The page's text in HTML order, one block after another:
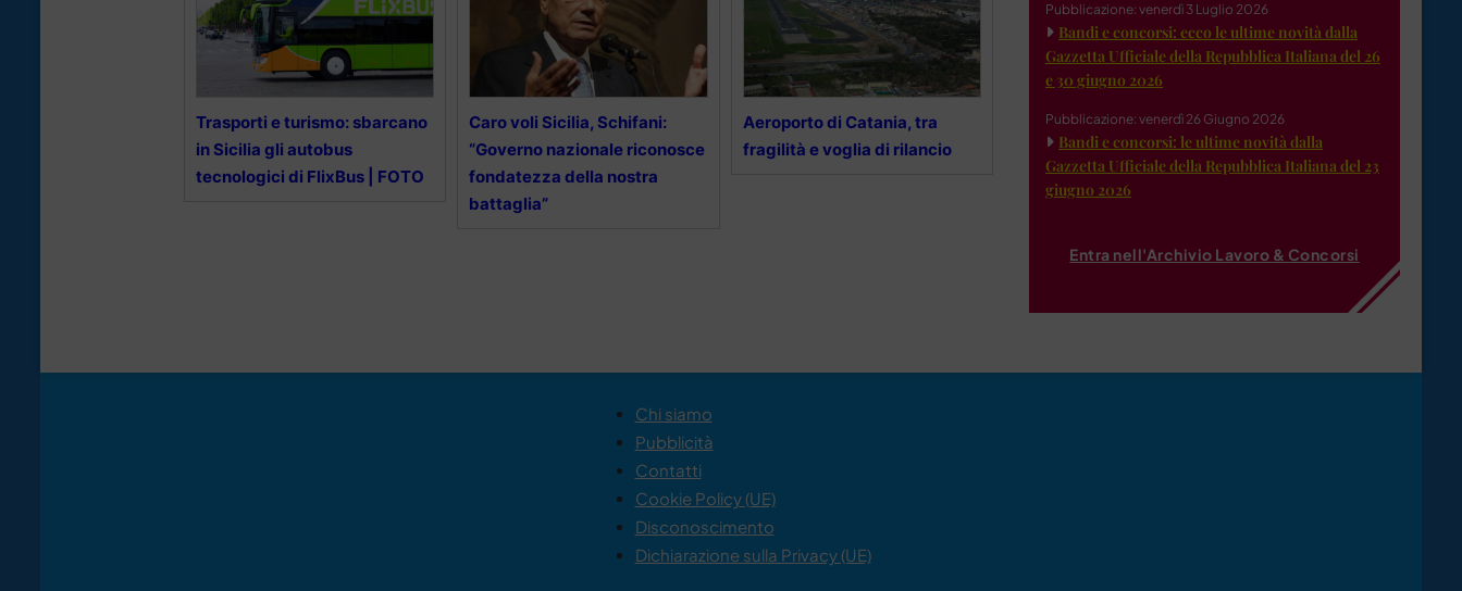
Trasporti e turismo: sbarcano
in Sicilia gli autobus
tecnologici di FlixBus | FOTO
Caro voli Sicilia, Schifani:
“Governo nazionale riconosce
fondatezza della nostra
battaglia”
Aeroporto di Catania, tra
fragilità e voglia di rilancio
Pubblicazione: venerdì 3 Luglio 2026
Bandi e concorsi: ecco le ultime novità dalla
Gazzetta Ufficiale della Repubblica Italiana del 26
e 30 giugno 2026
Pubblicazione: venerdì 26 Giugno 2026
Bandi e concorsi: le ultime novità dalla
Gazzetta Ufficiale della Repubblica Italiana del 23
giugno 2026
Entra nell'Archivio Lavoro & Concorsi
Chi siamo
Pubblicità
Contatti
Cookie Policy (UE)
Disconoscimento
Dichiarazione sulla Privacy (UE)